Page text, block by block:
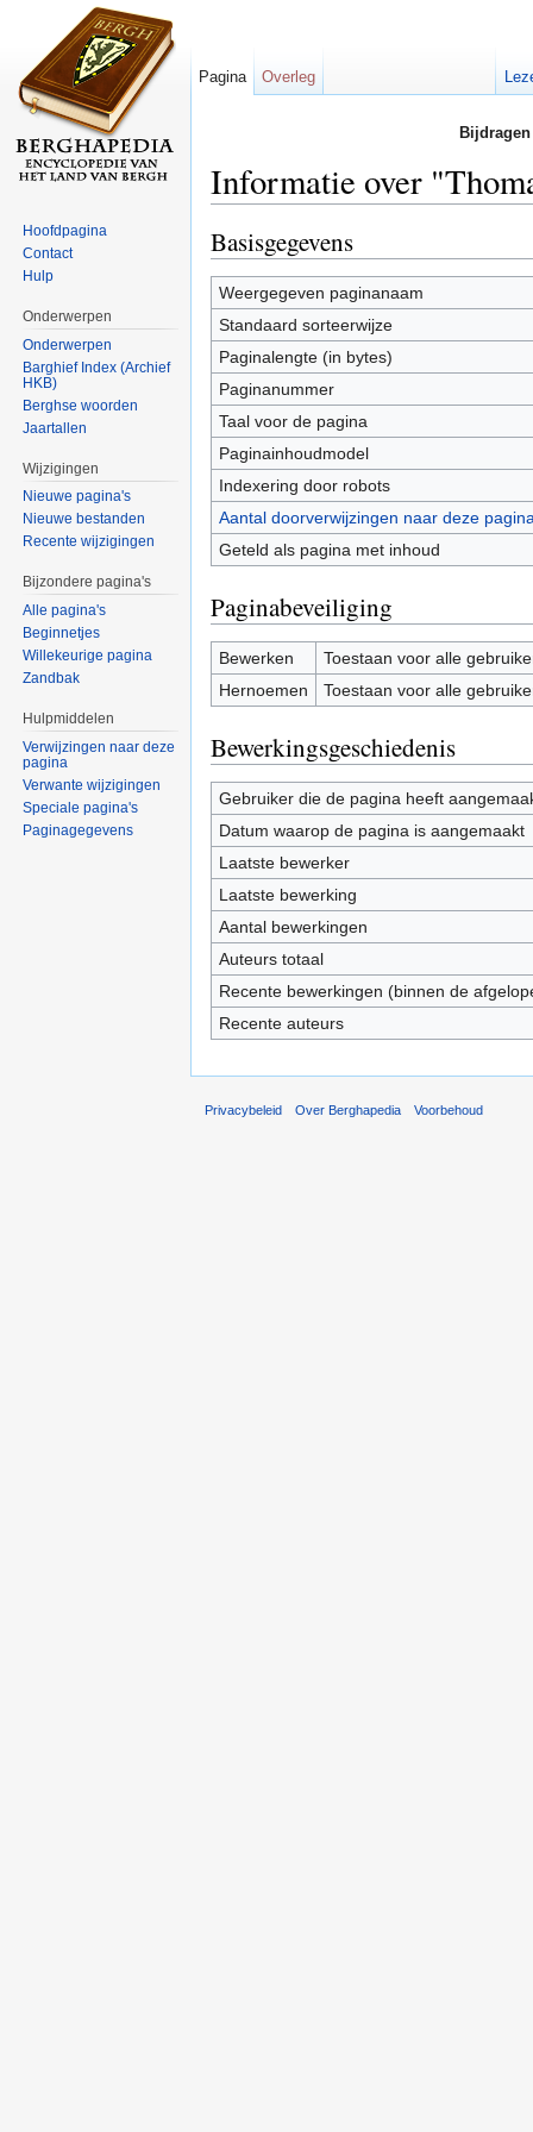
Informatie over
Basisgegevens
Weergegeven paginanaam
Standaard sorteerwijze
Paginalengte (in bytes)
Paginanummer
Taal voor de pagina
Paginainhoudmodel
Indexering door robots
Aantal doorverwijzingen naar deze
Geteld als pagina met inhoud
Paginabeveiliging
Bewerken
Toestaan voor alle
Hernoemen
Toestaan voor alle
Bewerkingsgeschiedenis
Gebruiker die de pagina heeft
Datum waarop de pagina is aangemaakt
Laatste bewerker
Laatste bewerking
Aantal bewerkingen
Auteurs totaal
Recente bewerkingen (binnen de
Recente auteurs
Pagina Overleg
Hoofdpagina
Contact
Hulp
Onderwerpen
Onderwerpen
Barghief Index (Archief
HKB)
Berghse woorden
Jaartallen
Wijzigingen
Nieuwe pagina's
Nieuwe bestanden
Recente wijzigingen
Bijzondere pagina's
Alle pagina's
Beginnetjes
Willekeurige pagina
Zandbak
Hulpmiddelen
Verwijzingen naar deze
pagina
Verwante wijzigingen
Speciale pagina's
Paginagegevens
Privacybeleid Over Berghapedia Voorbehoud